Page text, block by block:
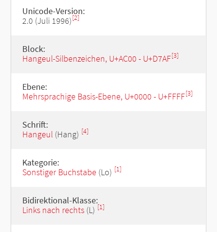
Unicode-Version:
2.0 (Juli 1996)[2]
Block:
Hangeul-Silbenzeichen, U+AC00 - U+D7AF[3]
Ebene:
Mehrsprachige Basis-Ebene, U+0000 - U+FFFF[3]
Schrift:
Hangeul(Hang) [4]
Kategorie:
Sonstiger Buchstabe (Lo) [1]
Bidirektional-Klasse:
Links nach rechts(L) [1]